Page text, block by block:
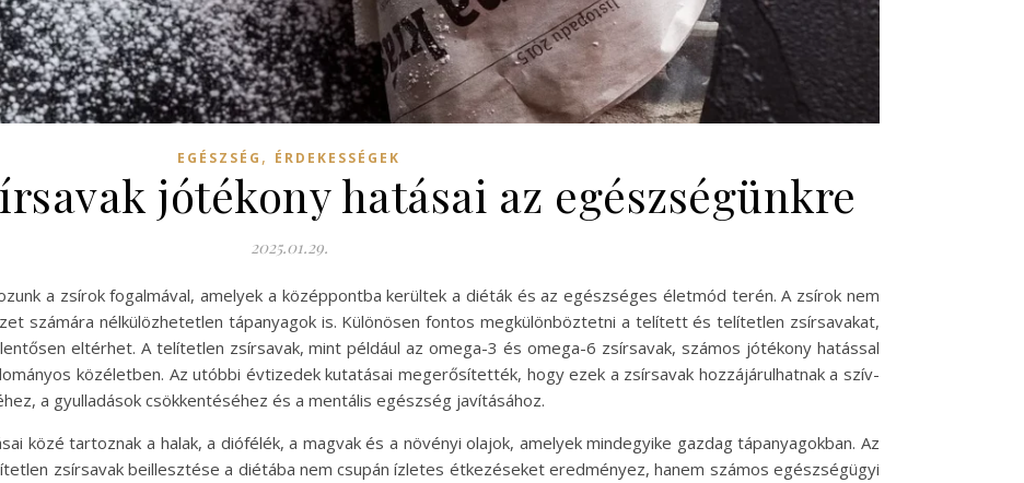
EGÉSZSÉG , ÉRDEKESSÉGEK
jótékony hatásai az egészségünkre
2025.01.29.
a zsírok fogalmával, amelyek a középpontba kerültek a diéták és az egészséges életmód terén. A zsírok nem
számára nélkülözhetetlen tápanyagok is. Különösen fontos megkülönböztetni a telített és telítetlen zsírsavakat,
eltérhet. A telítetlen zsírsavak, mint például az omega-3 és omega-6 zsírsavak, számos jótékony hatással
közéletben. Az utóbbi évtizedek kutatásai megerősítették, hogy ezek a zsírsavak hozzájárulhatnak a szív-
a gyulladások csökkentéséhez és a mentális egészség javításához.
közé tartoznak a halak, a diófélék, a magvak és a növényi olajok, amelyek mindegyike gazdag tápanyagokban. Az
zsírsavak beillesztése a diétába nem csupán ízletes étkezéseket eredményez, hanem számos egészségügyi